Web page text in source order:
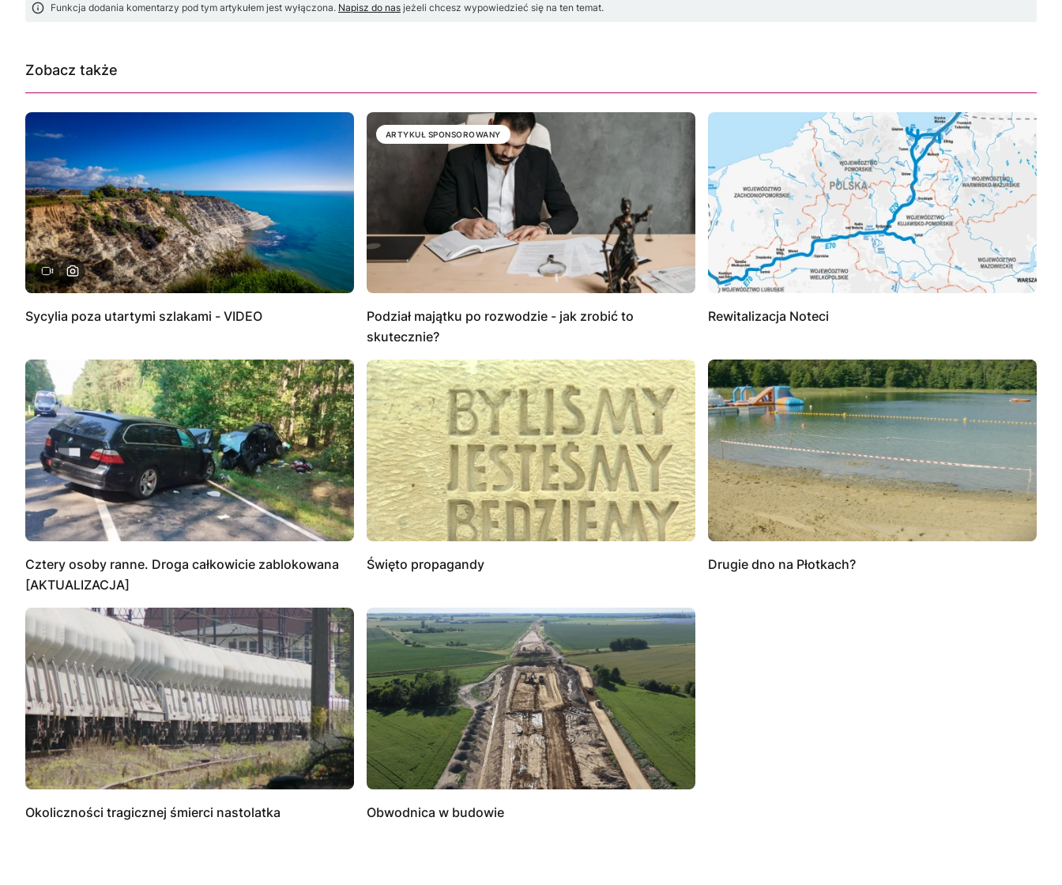
Funkcja dodania komentarzy pod tym artykułem jest wyłączona. Napisz do nas jeżeli chcesz wypowiedzieć się na ten temat.
Zobacz także
Sycylia poza utartymi szlakami - VIDEO
ARTYKUŁ SPONSOROWANY
Podział majątku po rozwodzie - jak zrobić to
skutecznie?
Rewitalizacja Noteci
Cztery osoby ranne. Droga całkowicie zablokowana
[AKTUALIZACJA]
Święto propagandy Drugie dno na Płotkach?
Okoliczności tragicznej śmierci nastolatka Obwodnica w budowie